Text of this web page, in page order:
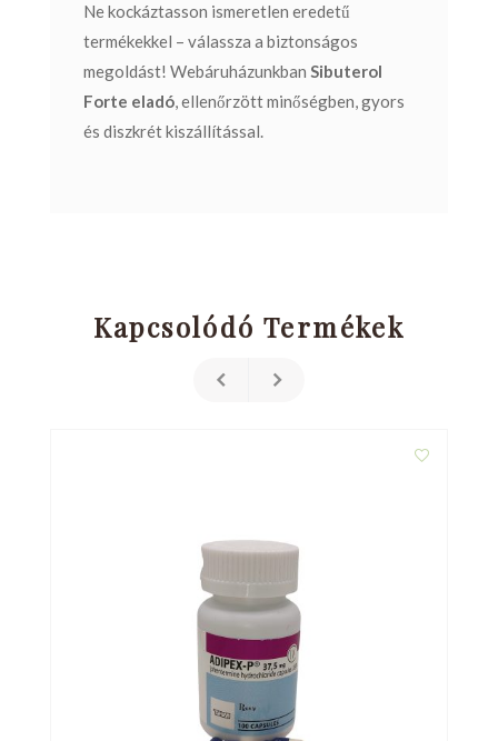
Ne kockáztasson ismeretlen eredetű
termékekkel – válassza a biztonságos
megoldást! Webáruházunkban Sibuterol
Forte eladó, ellenőrzött minőségben, gyors
és diszkrét kiszállítással.
Kapcsolódó Termékek